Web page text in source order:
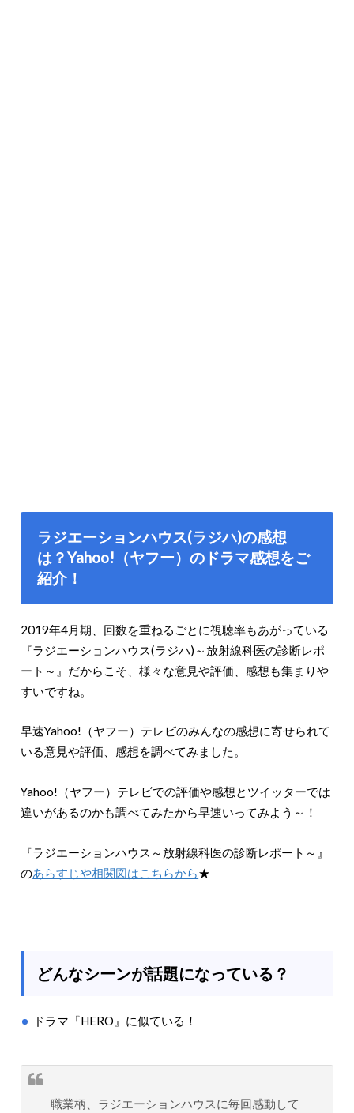
ラジエーションハウス(ラジハ)の感想
は？Yahoo!（ヤフー）のドラマ感想をご
紹介！
2019年4月期、回数を重ねるごとに視聴率もあがっている
『ラジエーションハウス(ラジハ)～放射線科医の診断レポ
ート～』だからこそ、様々な意見や評価、感想も集まりや
すいですね。
早速Yahoo!（ヤフー）テレビのみんなの感想に寄せられて
いる意見や評価、感想を調べてみました。
Yahoo!（ヤフー）テレビでの評価や感想とツイッターでは
違いがあるのかも調べてみたから早速いってみよう～！
『ラジエーションハウス～放射線科医の診断レポート～』
のあらすじや相関図はこちらから★
どんなシーンが話題になっている？
ドラマ『HERO』に似ている！
職業柄、ラジエーションハウスに毎回感動して